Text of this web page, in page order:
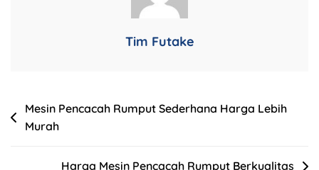
Tim Futake
Mesin Pencacah Rumput Sederhana Harga Lebih
Murah
Harga Mesin Pencacah Rumput Berkualitas